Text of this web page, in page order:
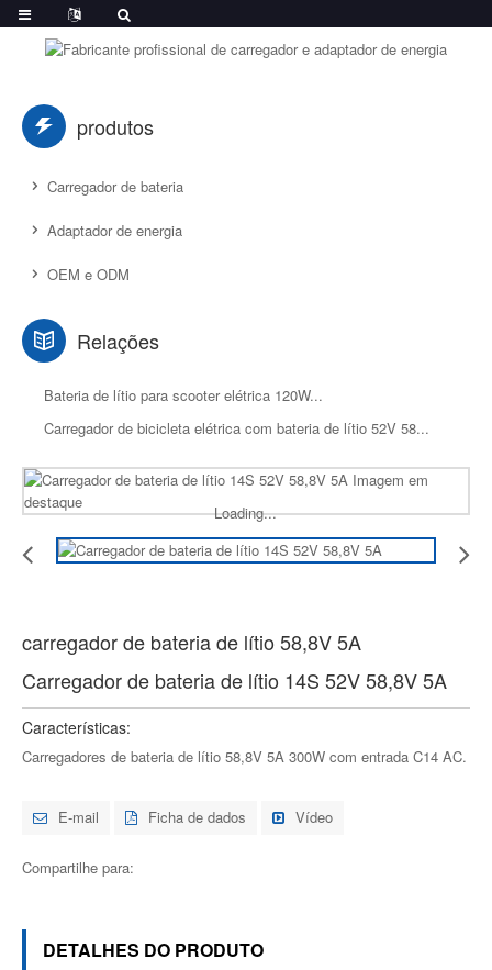
produtos
Carregador de bateria
Adaptador de energia
OEM e ODM
Relações
Bateria de lítio para scooter elétrica 120W...
Carregador de bicicleta elétrica com bateria de lítio 52V 58...
Loading...
carregador de bateria de lítio 58,8V 5A
Carregador de bateria de lítio 14S 52V 58,8V 5A
Características:
Carregadores de bateria de lítio 58,8V 5A 300W com entrada C14 AC.
E-mail Ficha de dados Vídeo
Compartilhe para:
DETALHES DO PRODUTO